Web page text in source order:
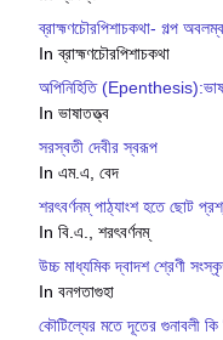
ব্রাহ্মণচৌরপিশাচকথা- গল্প
In ব্রাহ্মণচৌরপিশাচকথা
অপিনিহিতি
In ভাষাতত্ত্ব
সরস্বতী দেবীর স্বরূপ
In এম.এ, বেদ
শরৎবর্ণনম্ পাঠ্যাংশ হতে ছোট
In বি.এ., শরৎবর্ণনম্
উচ্চ মাধ্যমিক দ্বাদশ শ্রেণী
In বনগতাগুহা
কৌটিল্যের মতে দূতের গুনাবলী কি